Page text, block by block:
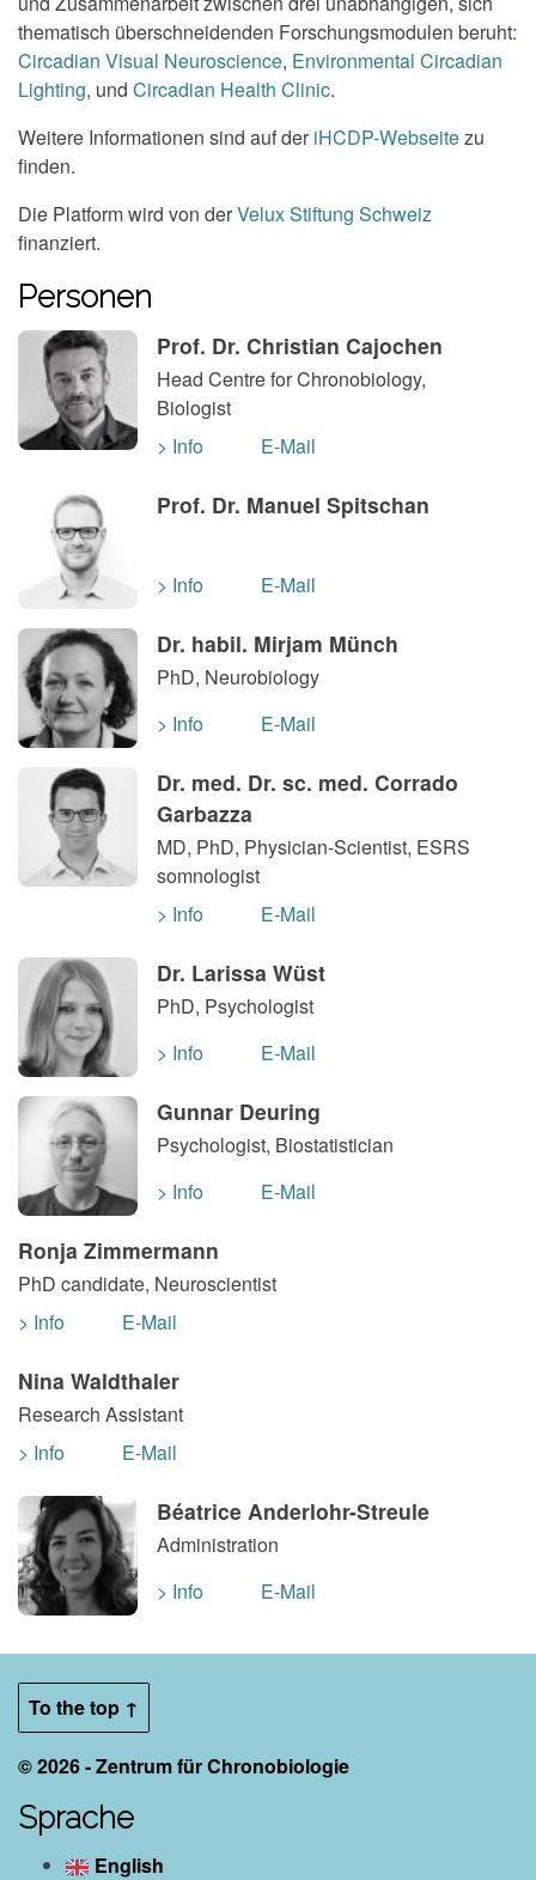
thematisch überschneidenden Forschungsmodulen beruht:
Circadian Visual Neuroscience, Environmental Circadian
Lighting, und Circadian Health Clinic.
Weitere Informationen sind auf der iHCDP-Webseitezu
finden.
Die Platform wird von derVelux Stiftung Schweiz
finanziert.
Personen
Prof. Dr. Christian Cajochen
Head Centre for Chronobiology,
Biologist
> Info
E-Mail
Prof. Dr. Manuel Spitschan
> Info E-Mail
Dr. habil. Mirjam Münch
PhD, Neurobiology
> Info
E-Mail
Dr. med. Dr. sc. med. Corrado
Garbazza
MD, PhD, Physician-Scientist, ESRS
somnologist
> Info
E-Mail
Dr. Larissa Wüst
PhD, Psychologist
> Info
E-Mail
Gunnar Deuring
Psychologist, Biostatistician
> Info
E-Mail
Ronja Zimmermann
PhD candidate, Neuroscientist
> Info
E-Mail
Nina Waldthaler
Research Assistant
> Info
E-Mail
Béatrice Anderlohr-Streule
Administration
> Info
E-Mail
To the top ↑
© 2026 - Zentrum für Chronobiologie
Sprache
English